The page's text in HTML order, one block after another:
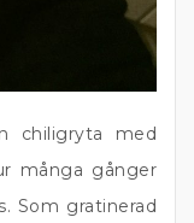
chiligryta med
många gånger
Som gratinerad